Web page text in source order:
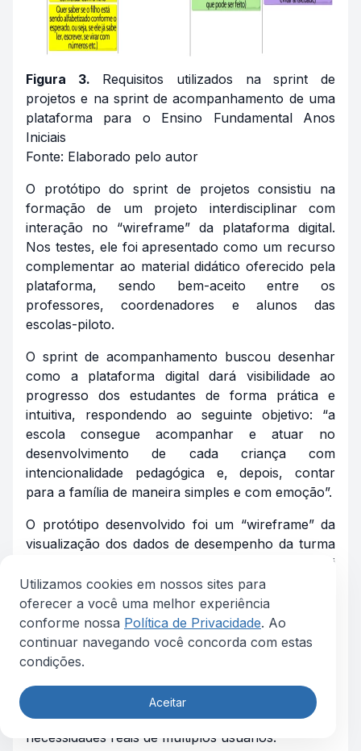
Utilizamos cookies em nossos sites para
oferecer a você uma melhor experiência
conforme nossa Política de Privacidade. Ao
continuar navegando você concorda com estas
condições.
Aceitar
Figura 3. Requisitos utilizados na sprint de
projetos e na sprint de acompanhamento de uma
plataforma para o Ensino Fundamental Anos
Iniciais
Fonte: Elaborado pelo autor
O protótipo do sprint de projetos consistiu na
formação de um projeto interdisciplinar com
interação no “wireframe” da plataforma digital.
Nos testes, ele foi apresentado como um recurso
complementar ao material didático oferecido pela
plataforma, sendo bem-aceito entre os
professores, coordenadores e alunos das
escolas-piloto.
O sprint de acompanhamento buscou desenhar
como a plataforma digital dará visibilidade ao
progresso dos estudantes de forma prática e
intuitiva, respondendo ao seguinte objetivo: “a
escola consegue acompanhar e atuar no
desenvolvimento de cada criança com
intencionalidade pedagógica e, depois, contar
para a família de maneira simples e com emoção”.
O protótipo desenvolvido foi um “wireframe” da
visualização dos dados de desempenho da turma
e de cada estudante e, após alguns testes, foi
necessário fazer mais um sprint para atingir uma
boa satisfação dos usuários em potencial. O
cenário em que a empresa atua é complexo e
com muitos elementos envolvidos, de modo
que lançar uma nova plataforma de educação
intuitiva, torna-se um grande desafio, envolvendo
muitos “stakeholders” e a análise das
necessidades reais de múltiplos usuários.